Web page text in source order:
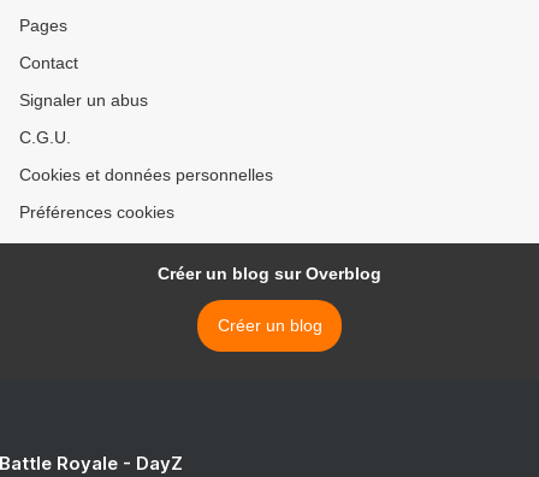
Pages
Contact
Signaler un abus
C.G.U.
Cookies et données personnelles
Préférences cookies
Créer un blog sur Overblog
Créer un blog
Royale - DayZ